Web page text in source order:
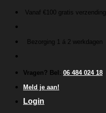
inhoud
Vanaf €100 gratis verzending
Bezorging 1 á 2 werkdagen
Vragen? Bel: 06 484 024 18
Meld je aan!
Login